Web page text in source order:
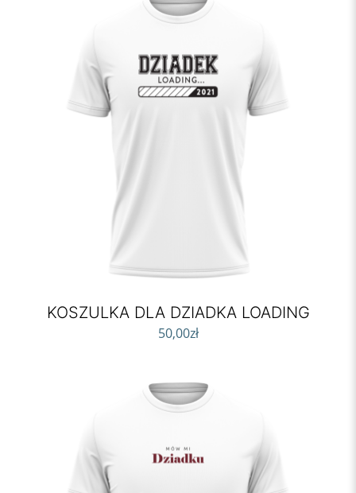
KOSZULKA DLA DZIADKA LOADING
50,00zł